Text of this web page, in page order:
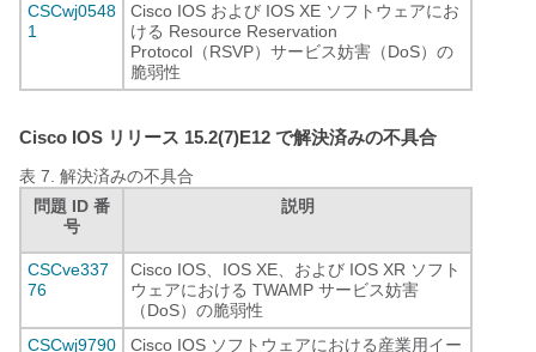
CSCwj0548
1
Cisco IOS および IOS XE ソフトウェアにお
ける Resource Reservation
Protocol（RSVP）サービス妨害（DoS）の
脆弱性
Cisco IOS リリース 15.2(7)E12 で解決済みの不具合
表 7. 解決済みの不具合
問題 ID 番
号
説明
CSCve337
76
Cisco IOS、IOS XE、および IOS XR ソフト
ウェアにおける TWAMP サービス妨害
（DoS）の脆弱性
CSCwj9790
Cisco IOS ソフトウェアにおける産業用イー